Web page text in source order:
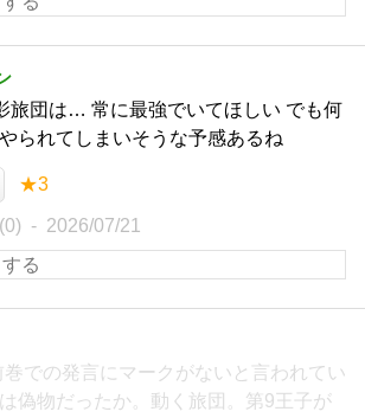
旅団は… 常に最強でいてほしい でも何
られてしまいそうな予感あるね
★3
2026/07/21
巻での発言にマークがないと言われてい
偽物だったか。動く旅団。第9王子が